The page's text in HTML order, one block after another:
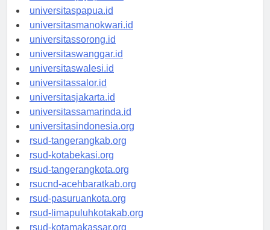
universitasjayapura.id
universitaspapua.id
universitasmanokwari.id
universitassorong.id
universitaswanggar.id
universitaswalesi.id
universitassalor.id
universitasjakarta.id
universitassamarinda.id
universitasindonesia.org
rsud-tangerangkab.org
rsud-kotabekasi.org
rsud-tangerangkota.org
rsucnd-acehbaratkab.org
rsud-pasuruankota.org
rsud-limapuluhkotakab.org